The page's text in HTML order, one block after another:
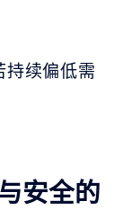
持续偏低需
安全的